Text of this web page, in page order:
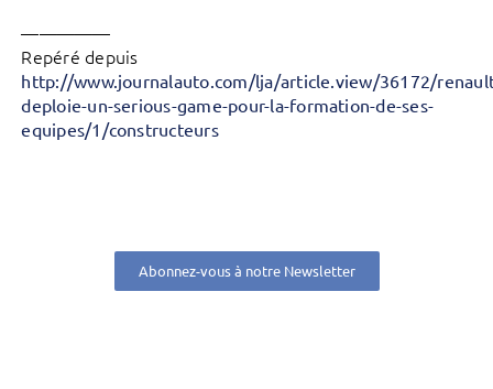
—————
Repéré depuis
http://www.journalauto.com/lja/article.view/36172/
deploie-un-serious-game-pour-la-formation-de-ses-
equipes/1/constructeurs
Abonnez-vous à notre Newsletter